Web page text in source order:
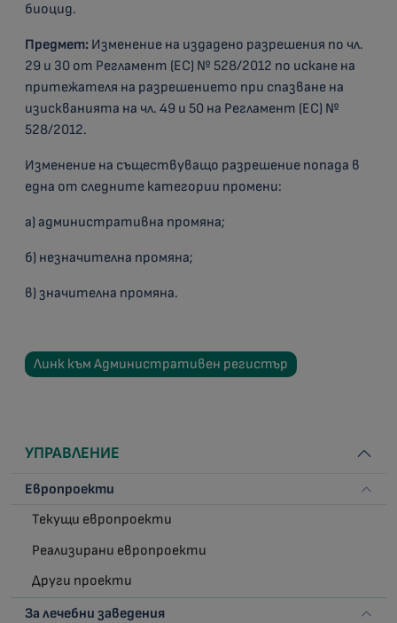
биоцид.
Предмет: Изменение на издадено разрешения по чл.
29 и 30 от Регламент (ЕС) № 528/2012 по искане на
притежателя на разрешението при спазване на
изискванията на чл. 49 и 50 на Регламент (ЕС) №
528/2012.
Изменение на съществуващо разрешение попада в
една от следните категории промени:
а) административна промяна;
б) незначителна промяна;
в) значителна промяна.
Линк към Административен регистър
УПРАВЛЕНИЕ
Европроекти
Текущи европроекти
Реализирани европроекти
Други проекти
За лечебни заведения